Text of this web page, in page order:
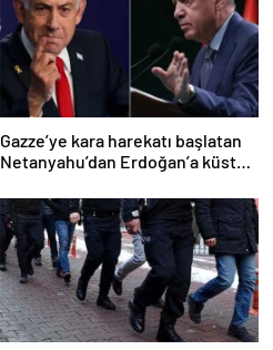
Gazze’ye kara harekatı başlatan
Netanyahu’dan Erdoğan’a küstah